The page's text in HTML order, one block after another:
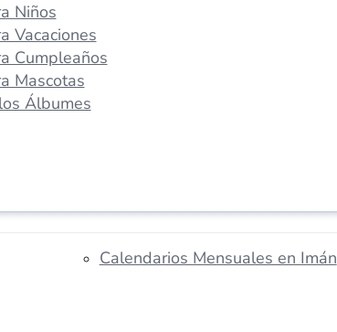
Niños
Vacaciones
Cumpleaños
Mascotas
Álbumes
Calendarios Mensuales en Imán